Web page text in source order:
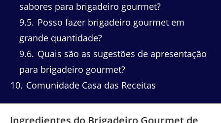
sabores para brigadeiro gourmet?
9.5 Posso fazer brigadeiro gourmet em
grande quantidade?
9.6 Quais são as sugestões de apresentação
para brigadeiro gourmet?
10 Comunidade Casa das Receitas
Ingredientes do Brigadeiro Gourmet de